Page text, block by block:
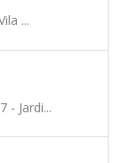
...
- Jardi...